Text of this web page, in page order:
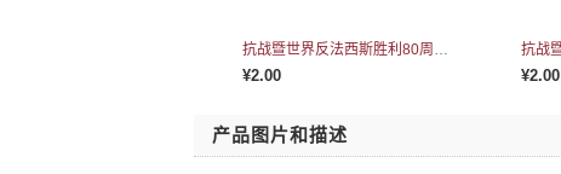
抗战暨世界反法西斯胜利80周年二代鉴定盒(白衬)
¥2.00 ¥2.00
产品图片和描述